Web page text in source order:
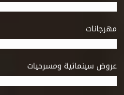
مهرجانات
عروض سينمائية ومسرحيات